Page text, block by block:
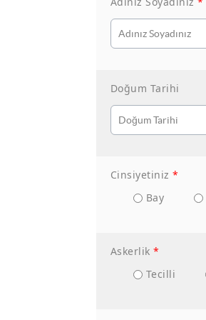
Doğum Tarihi
Cinsiyetiniz*
Bay
Askerlik*
Tecilli